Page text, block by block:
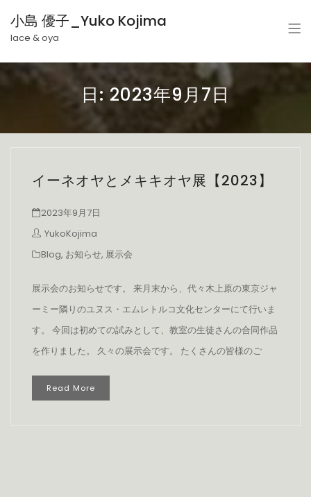
小島 優子_Yuko Kojima
lace & oya
日: 2023年9月7日
イーネオヤとメキキオヤ展【2023】
2023年9月7日
YukoKojima
Blog, お知らせ, 展示会
展示会のお知らせです。 来月末から、代々木上原の東京ジャ
ーミー隣りのユヌス・エムレトルコ文化センターにて行いま
す。 今回は初めての試みとして、教室の生徒さんの合同作品
を作りました。 久々の展示会です。 たくさんの皆様のご
Read More